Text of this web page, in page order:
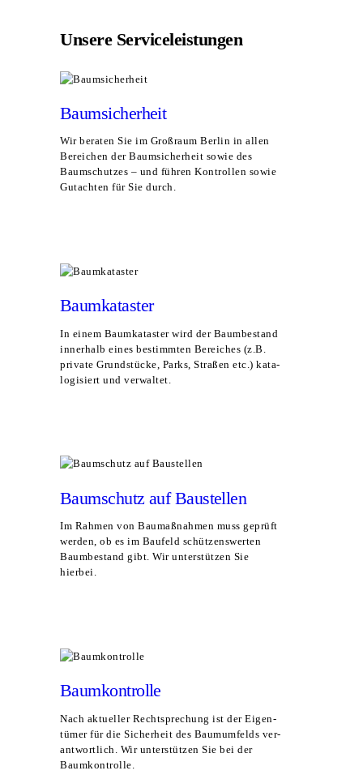
Unsere Service­leistungen
Baum­si­cher­heit
Wir bera­ten Sie im Groß­raum Ber­lin in allen
Berei­chen der Baum­si­cher­heit sowie des
Baum­schut­zes – und füh­ren Kon­trol­len sowie
Gut­ach­ten für Sie durch.
Baum­ka­tas­ter
In einem Baum­ka­tas­ter wird der Baum­be­stand
inner­halb eines bestimm­ten Berei­ches (z.B.
pri­va­te Grund­stü­cke, Parks, Stra­ßen etc.) kata­
lo­gi­siert und verwaltet.
Baum­schutz auf Baustellen
Im Rah­men von Bau­maß­nah­men muss geprüft
wer­den, ob es im Bau­feld schüt­zens­wer­ten
Baum­be­stand gibt. Wir unter­stüt­zen Sie
hierbei.
Baum­kon­trol­le
Nach aktu­el­ler Recht­spre­chung ist der Eigen­
tü­mer für die Sicher­heit des Baum­um­felds ver­
ant­wort­lich. Wir unter­stüt­zen Sie bei der
Baumkontrolle.